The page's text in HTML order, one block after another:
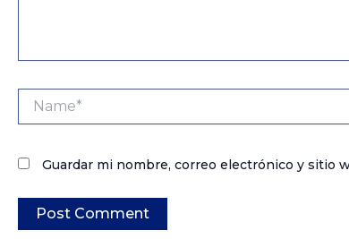
Guardar mi nombre, correo electrónico y sitio